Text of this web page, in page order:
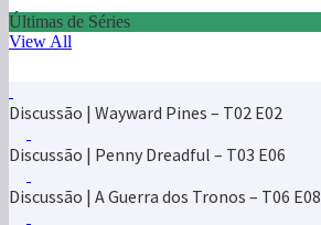
Últimas de Séries
View All
Discussão | Wayward Pines – T02 E02
Discussão | Penny Dreadful – T03 E06
Discussão | A Guerra dos Tronos – T06 E08